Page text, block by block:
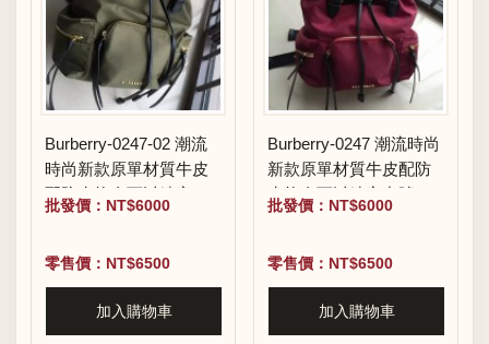
Burberry-0247-02 潮流
時尚新款原單材質牛皮
配防水紡布可以繡字中
號雙肩包
批發價：NT$6000
零售價：NT$6500
加入購物車
Burberry-0247 潮流時尚
新款原單材質牛皮配防
水紡布可以繡字中號雙
肩包
批發價：NT$6000
零售價：NT$6500
加入購物車